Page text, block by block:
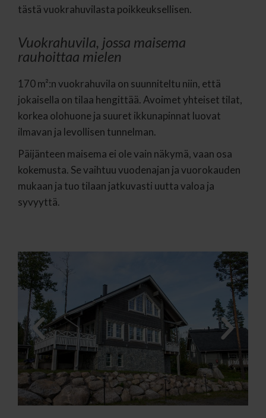
tästä vuokrahuvilasta poikkeuksellisen.
Vuokrahuvila, jossa maisema
rauhoittaa mielen
170 m²:n vuokrahuvila on suunniteltu niin, että
jokaisella on tilaa hengittää. Avoimet yhteiset tilat,
korkea olohuone ja suuret ikkunapinnat luovat
ilmavan ja levollisen tunnelman.
Päijänteen maisema ei ole vain näkymä, vaan osa
kokemusta. Se vaihtuu vuodenajan ja vuorokauden
mukaan ja tuo tilaan jatkuvasti uutta valoa ja
syvyyttä.